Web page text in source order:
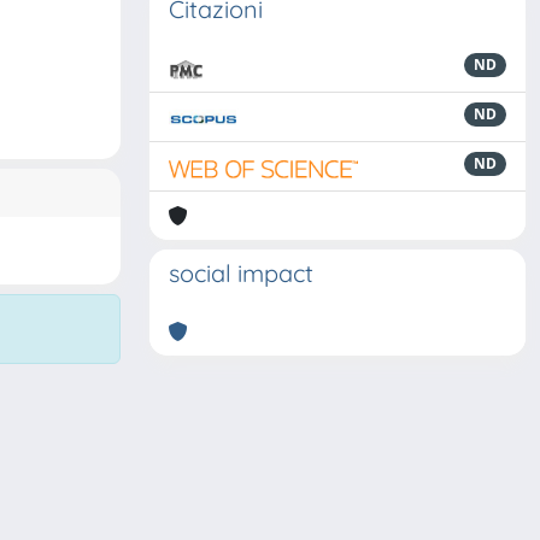
Citazioni
ND
ND
ND
social impact